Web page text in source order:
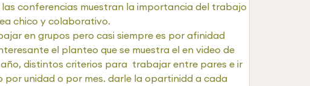
conferencias muestran la importancia del trabajo
chico y colaborativo.
en grupos pero casi siempre es por afinidad
el planteo que se muestra el en video de
distintos criterios para  trabajar entre pares e ir
unidad o por mes. darle la opartinidd a cada